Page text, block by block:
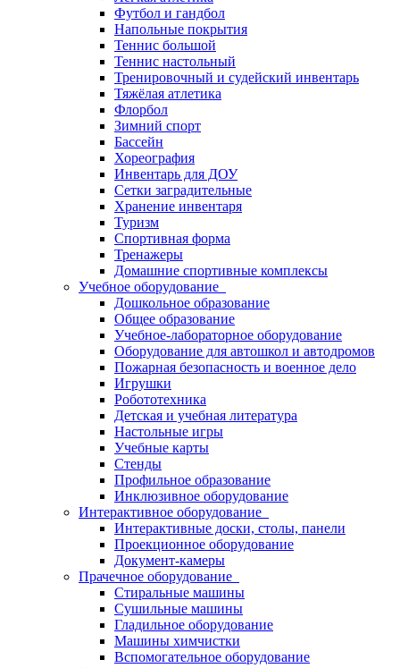
Футбол и гандбол
Напольные покрытия
Теннис большой
Теннис настольный
Тренировочный и судейский инвентарь
Тяжёлая атлетика
Флорбол
Зимний спорт
Бассейн
Хореография
Инвентарь для ДОУ
Сетки заградительные
Хранение инвентаря
Туризм
Спортивная форма
Тренажеры
Домашние спортивные комплексы
Учебное оборудование
Дошкольное образование
Общее образование
Учебное-лабораторное оборудование
Оборудование для автошкол и автодромов
Пожарная безопасность и военное дело
Игрушки
Робототехника
Детская и учебная литература
Настольные игры
Учебные карты
Стенды
Профильное образование
Инклюзивное оборудование
Интерактивное оборудование
Интерактивные доски, столы, панели
Проекционное оборудование
Документ-камеры
Прачечное оборудование
Стиральные машины
Сушильные машины
Гладильное оборудование
Машины химчистки
Вспомогательное оборудование